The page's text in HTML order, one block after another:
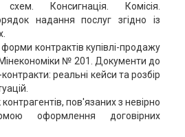
схем. Консигнація. Комісія.
надання послуг згідно із
контрактів купівлі-продажу
Мінекономіки № 201. Документи до
реальні кейси та розбір
пов'язаних з невірно
оформлення договірних